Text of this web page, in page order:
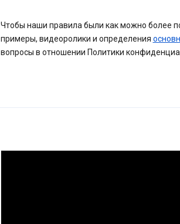
Чтобы наши правила были как можно более
примеры, видеоролики и определения
вопросы в отношении Политики